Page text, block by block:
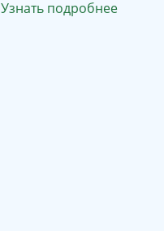
Узнать подробнее